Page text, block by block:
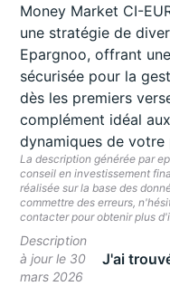
Money Market CI-
une stratégie de
Epargnoo, offrant
sécurisée pour la
dès les premiers
complément idéal
dynamiques de
La description générée par
conseil en investissement
réalisée sur la base des
commettre des erreurs,
contacter pour obtenir plus
Description
à jour le 30
mars 2026
J'ai